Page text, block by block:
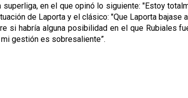
en el que opinó lo siguiente: "Estoy
de Laporta y el clásico: "Que Laporta bajase
si habría alguna posibilidad en el que Rubiales
gestión es sobresaliente”.